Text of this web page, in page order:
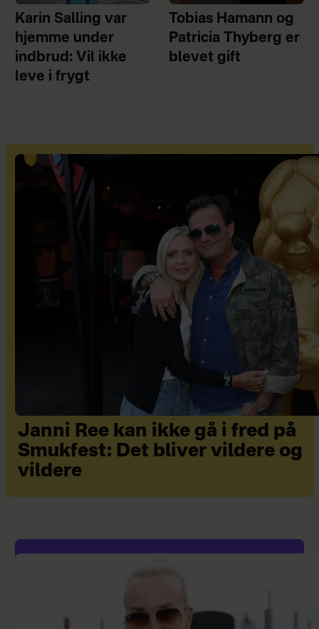
Karin Salling var
hjemme under
indbrud: Vil ikke
leve i frygt
Tobias Hamann og
Patricia Thyberg er
blevet gift
Janni Ree kan ikke gå i fred på
Smukfest: Det bliver vildere og
vildere